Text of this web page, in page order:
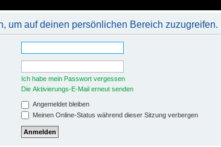
um auf deinen persönlichen Bereich zuzugreifen.
Ich habe mein Passwort vergessen
Die Aktivierungs-E-Mail erneut senden
Angemeldet bleiben
Meinen Online-Status während dieser Sitzung verbergen